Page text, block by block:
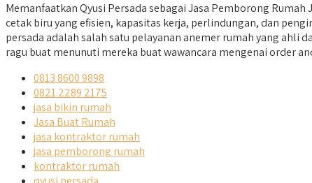
Memanfaatkan Qyusi Persada sebagai Jasa Pemborong
cetak biru yang efisien, kapasitas kerja, perlindungan, dan
persada adalah salah satu pelayanan anemer rumah yang ahli
ragu buat menunuti mereka buat wawancara mengenai order
0813 8600 9898
0821 2289 2175
jasa bikin rumah
Jasa Buat Rumah
jasa kontraktor rumah
jasa pemborong rumah
kontraktor rumah